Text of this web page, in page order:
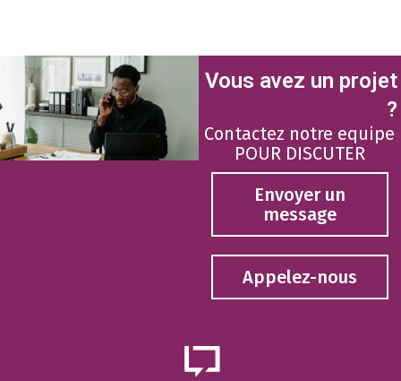
Vous avez un projet
?
Contactez notre equipe
POUR DISCUTER
Envoyer un
message
Appelez-nous